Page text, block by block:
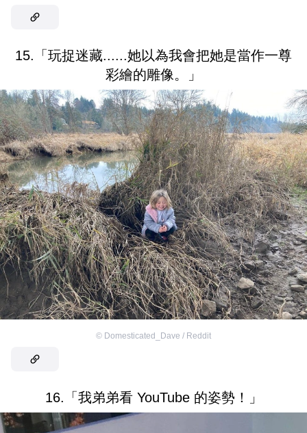
15.「玩捉迷藏......她以為我會把她是當作一尊
彩繪的雕像。」
© Domesticated_Dave / Reddit
16.「我弟弟看 YouTube 的姿勢！」